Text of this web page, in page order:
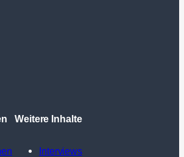
Weitere Inhalte
Interviews